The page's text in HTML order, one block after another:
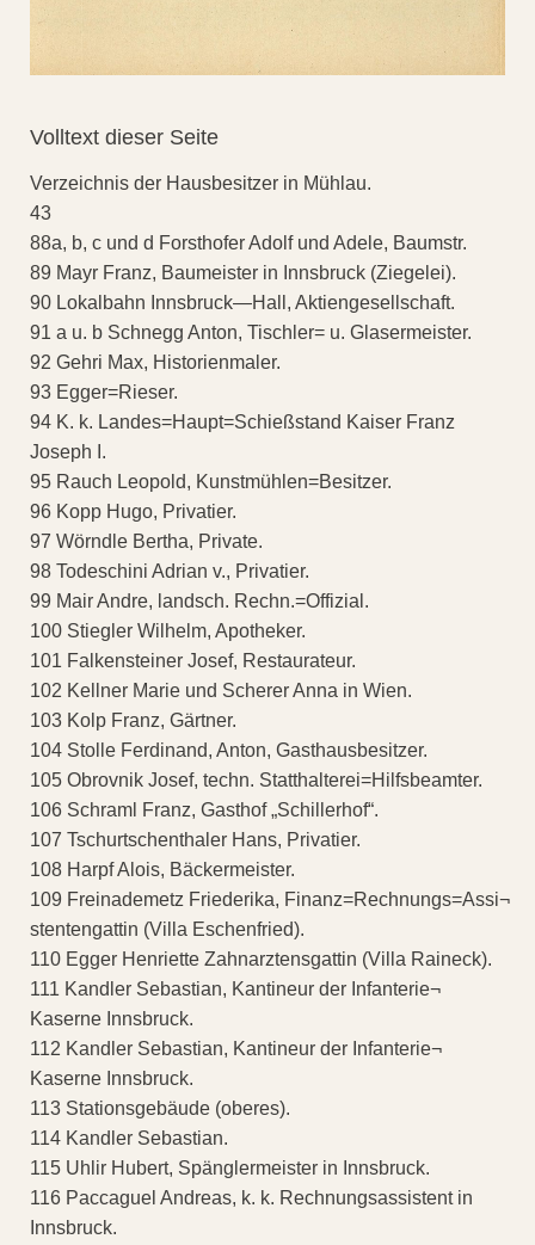
Volltext dieser Seite
Verzeichnis der Hausbesitzer in Mühlau.
43
88a, b, c und d Forsthofer Adolf und Adele, Baumstr.
89 Mayr Franz, Baumeister in Innsbruck (Ziegelei).
90 Lokalbahn Innsbruck—Hall, Aktiengesellschaft.
91 a u. b Schnegg Anton, Tischler= u. Glasermeister.
92 Gehri Max, Historienmaler.
93 Egger=Rieser.
94 K. k. Landes=Haupt=Schießstand Kaiser Franz
Joseph I.
95 Rauch Leopold, Kunstmühlen=Besitzer.
96 Kopp Hugo, Privatier.
97 Wörndle Bertha, Private.
98 Todeschini Adrian v., Privatier.
99 Mair Andre, landsch. Rechn.=Offizial.
100 Stiegler Wilhelm, Apotheker.
101 Falkensteiner Josef, Restaurateur.
102 Kellner Marie und Scherer Anna in Wien.
103 Kolp Franz, Gärtner.
104 Stolle Ferdinand, Anton, Gasthausbesitzer.
105 Obrovnik Josef, techn. Statthalterei=Hilfsbeamter.
106 Schraml Franz, Gasthof „Schillerhof“.
107 Tschurtschenthaler Hans, Privatier.
108 Harpf Alois, Bäckermeister.
109 Freinademetz Friederika, Finanz=Rechnungs=Assi¬
stentengattin (Villa Eschenfried).
110 Egger Henriette Zahnarztensgattin (Villa Raineck).
111 Kandler Sebastian, Kantineur der Infanterie¬
Kaserne Innsbruck.
112 Kandler Sebastian, Kantineur der Infanterie¬
Kaserne Innsbruck.
113 Stationsgebäude (oberes).
114 Kandler Sebastian.
115 Uhlir Hubert, Spänglermeister in Innsbruck.
116 Paccaguel Andreas, k. k. Rechnungsassistent in
Innsbruck.